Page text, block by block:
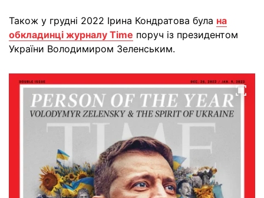
Також у грудні 2022 Ірина Кондратова була на
обкладинці журналу Time поруч із президентом
України Володимиром Зеленським.